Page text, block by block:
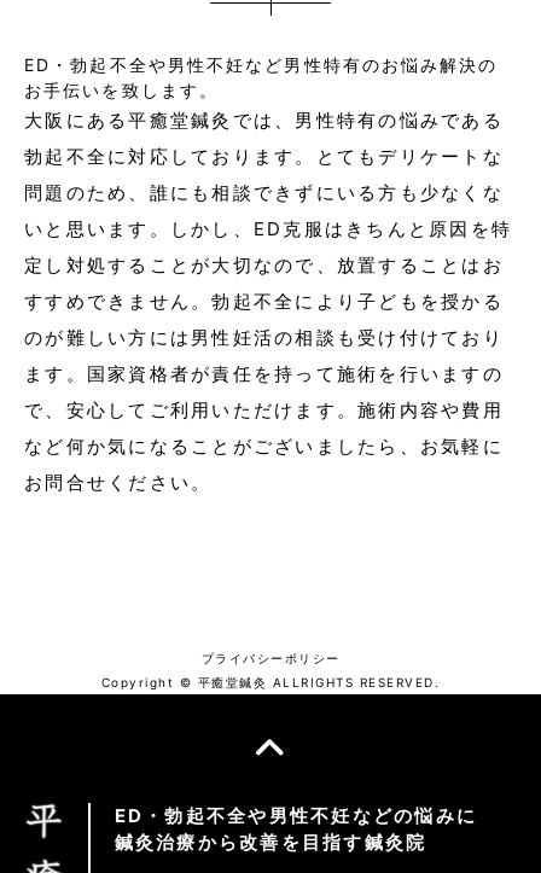
ED・勃起不全や男性不妊など男性特有のお悩み解決の
お手伝いを致します。
大阪 にある平癒堂鍼灸では、男性特有の悩み である
勃起不全 に対応しております。とてもデリケートな
問題のため、誰にも相談 できずにいる方も少なくな
いと思います。しかし、 ED克服 はきちんと原因を特
定し対処することが大切なので、放置することはお
すすめできません。勃起不全により子どもを授かる
のが難しい方には 男性妊活の相談も受け付けており
ます。国家資格者が責任を持って施術を行いますの
で、安心してご利用いただけます。施術内容や費用
など何か気になることがございましたら、お気軽に
お問合せください。
プライバシーポリシー
Copyright © 平癒堂鍼灸 ALLRIGHTS RESERVED.
ED・勃起不全や男性不妊などの悩みに
鍼灸治療から改善を目指す鍼灸院